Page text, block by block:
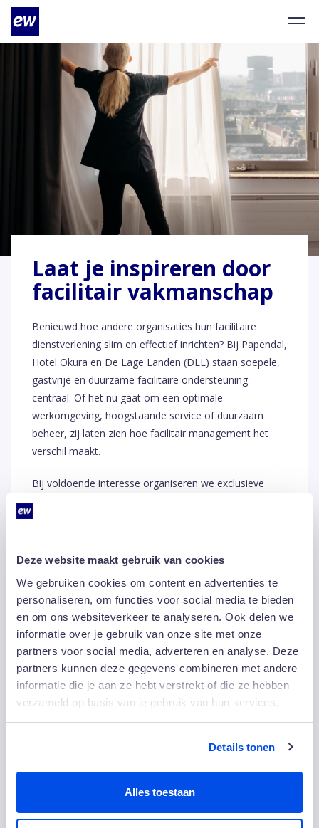
Deze website maakt gebruik van cookies
We gebruiken cookies om content en advertenties te
personaliseren, om functies voor social media te bieden
en om ons websiteverkeer te analyseren. Ook delen we
informatie over je gebruik van onze site met onze
partners voor social media, adverteren en analyse. Deze
partners kunnen deze gegevens combineren met andere
informatie die je aan ze hebt verstrekt of die ze hebben
verzameld op basis van je gebruik van hun services.
Details tonen
Alles toestaan
Laat je inspireren door
facilitair vakmanschap
Benieuwd hoe andere organisaties hun facilitaire
dienstverlening slim en effectief inrichten? Bij Papendal,
Hotel Okura en De Lage Landen (DLL) staan soepele,
gastvrije en duurzame facilitaire ondersteuning
centraal. Of het nu gaat om een optimale
werkomgeving, hoogstaande service of duurzaam
beheer, zij laten zien hoe facilitair management het
verschil maakt.
Bij voldoende interesse organiseren we exclusieve
inspiratiedagen. Wil jij een kijkje achter de schermen?
Laat je interesse achter via het formulier, en we
Kies jouw inspiratiedag
Papendal – Efficiënte facilitaire ondersteuning
Ervaar hoe een goed georganiseerde facilitaire aanpak
bijdraagt aan een soepele bedrijfsvoering, fijn verblijf
en een prettige werkomgeving.Klik hier .
Hotel Okura – Gastvrijheid als succesfactor (VOL)
Wat kunnen kantoren leren van een vijfsterrenhotel?
Ontdek hoe service en beleving bijdragen aan een
prettige en productieve werkomgeving.Klik hier.
Lees hoe DLL haar kantoor verduurzaamde tot A+++
en ontdek welke rol facilitair management speelt in een